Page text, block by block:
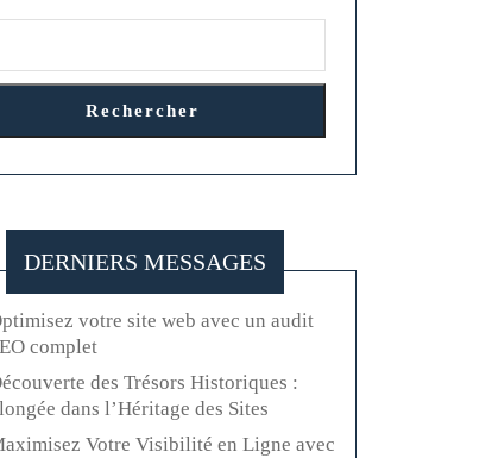
Rechercher
DERNIERS MESSAGES
votre site web avec un audit
complet
des Trésors Historiques :
dans l’Héritage des Sites
Votre Visibilité en Ligne avec